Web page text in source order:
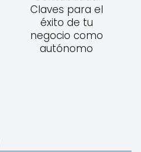
Claves para el
éxito de tu
negocio como
autónomo